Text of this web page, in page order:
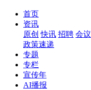
首页
资讯
原创 快讯 招聘 会议
政策速递
专题
专栏
宣传年
AI播报